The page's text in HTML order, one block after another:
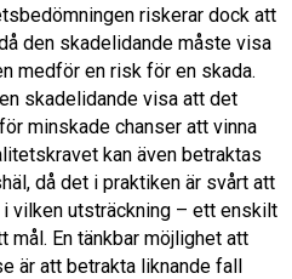
riskerar dock att
den skadelidande måste visa
medför en risk för en skada.
skadelidande visa att det
minskade chanser att vinna
kan även betraktas
då det i praktiken är svårt att
vilken utsträckning – ett enskilt
mål. En tänkbar möjlighet att
är att betrakta liknande fall